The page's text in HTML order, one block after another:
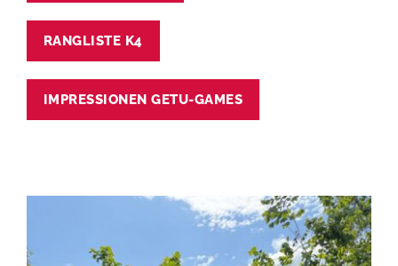
RANGLISTE K4
IMPRESSIONEN GETU-GAMES